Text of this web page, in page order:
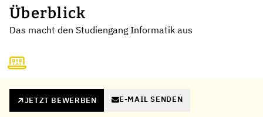
Überblick
Das macht den Studiengang Informatik aus
JETZT BEWERBEN E-MAIL SENDEN